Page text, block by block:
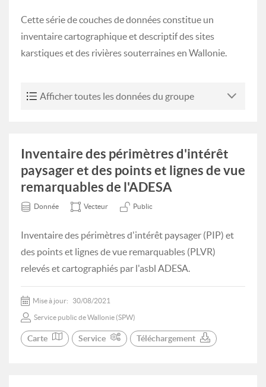
Cette série de couches de données constitue un
inventaire cartographique et descriptif des sites
karstiques et des rivières souterraines en Wallonie.
Afficher toutes les données du groupe
Inventaire des périmètres d'intérêt
paysager et des points et lignes de vue
remarquables de l'ADESA
Donnée Vecteur Public
Inventaire des périmètres d'intérêt paysager (PIP) et
des points et lignes de vue remarquables (PLVR)
relevés et cartographiés par l'asbl ADESA.
Mise à jour: 30/08/2021
Service public de Wallonie (SPW)
Carte Service Téléchargement